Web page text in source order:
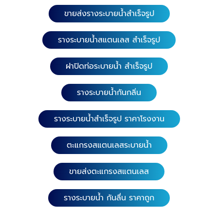
มม.มีความแข็งแรงรองรับน้ำหนักแรงกดทับได้ไม่บิดงอ
ราคาถูก ลงทุนเบาๆ ราคาจับต้องได้สบายๆ ไม่แพง
ขายส่งรางระบายน้ำสำเร็จรูป
รางระบายน้ำสแตนเลส สำเร็จรูป
ฝาปิดท่อระบายน้ำ สำเร็จรูป
รางระบายน้ำกันกลิ่น
รางระบายน้ำสำเร็จรูป ราคาโรงงาน
ตะแกรงสแตนเลสระบายน้ำ
ขายส่งตะแกรงสแตนเลส
รางระบายน้ำ กันลื่น ราคาถูก